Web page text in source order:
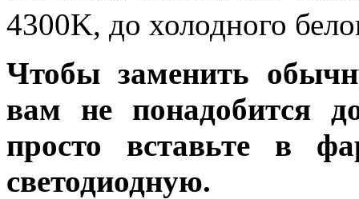
4300K, до холодного
Чтобы заменить
вам не понадобится
просто вставьте в
светодиодную.